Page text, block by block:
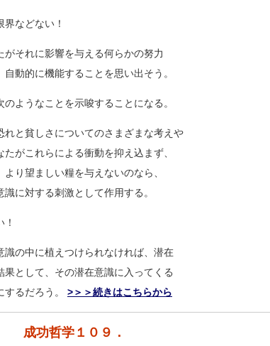
などない！
それに影響を与える何らかの努力
動的に機能することを思い出そう。
ようなことを示唆することになる。
と貧しさについてのさまざまな考え や
がこれらによる衝動を抑え込まず、
り望ましい糧を与えないのなら、
に対する刺激として作用する。
識の中に植えつけられなければ、潜在
として、その潜在意識に入ってくる
するだろう。 >＞＞続きはこちらから
成功哲学１０９．